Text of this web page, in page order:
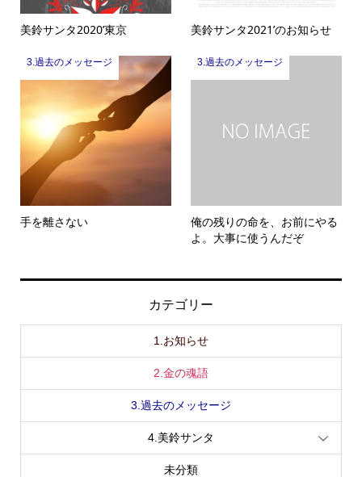
美鈴サンタ2020’東京 美鈴サンタ2021’のお知らせ
3.過去のメッセージ
手を離さない
3.過去のメッセージ
俺の残りの命を、お前にやる
よ。大事に使うんだぞ
カテゴリー
1.お知らせ
2.金の魂語
3.過去のメッセージ
4.美鈴サンタ
未分類